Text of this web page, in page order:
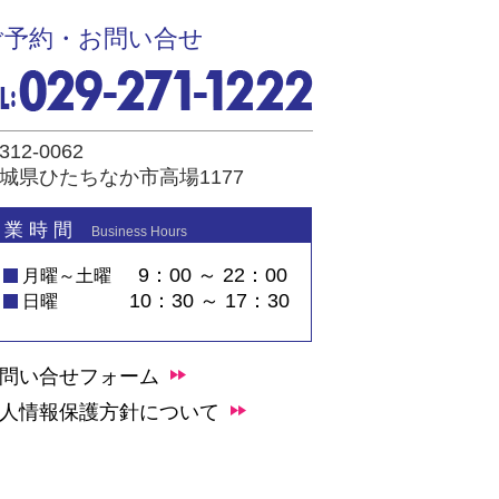
予約・お問い合せ
0062
県ひたちなか市高場1177
業 時 間 Business Hours
月曜～土曜 9：00 ～ 22：00
日曜 10：30 ～ 17：30
い合せフォーム
情報保護方針について